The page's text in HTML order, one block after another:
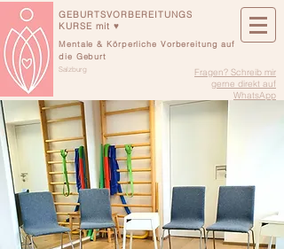
Mentale & Körperliche Vorbereitung auf
die Geburt
Salzburg
Fragen? Schreib mir
gerne direkt auf
WhatsApp
GEBURTSVORBEREITUNGS
KURSE mit ♥